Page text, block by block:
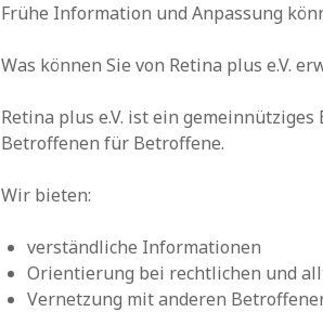
Frühe Information und Anpassung
Was können Sie von Retina plus e.V.
Retina plus e.V. ist ein
Betroffenen für Betroffene.
Wir bieten:
verständliche Informationen
Orientierung bei rechtlichen und
Vernetzung mit anderen